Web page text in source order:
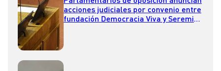
acciones judiciales por convenio entre
fundación Democracia Viva y Seremi